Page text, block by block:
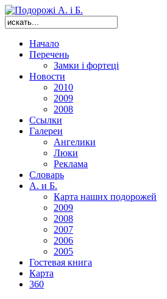
Начало
Перечень
Замки і фортеці
Новости
2010
2009
2008
Ссылки
Галереи
Ангелики
Люки
Реклама
Словарь
А. и Б.
Карта наших подорожей
2009
2008
2007
2006
2005
Гостевая книга
Карта
360